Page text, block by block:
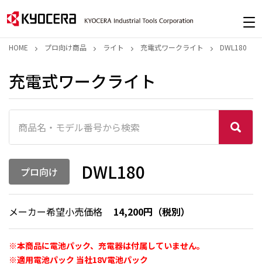
HOME プロ向け商品 ライト 充電式ワークライト DWL180
充電式ワークライト
プロ向け DWL180
メーカー希望小売価格 14,200円（税別）
※本商品に電池パック、充電器は付属していません。
※適用電池パック 当社18V電池パック